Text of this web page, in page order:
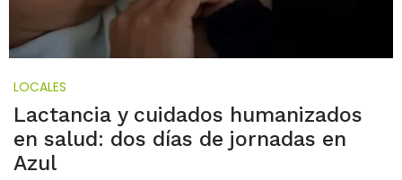
LOCALES
Lactancia y cuidados humanizados
en salud: dos días de jornadas en
Azul